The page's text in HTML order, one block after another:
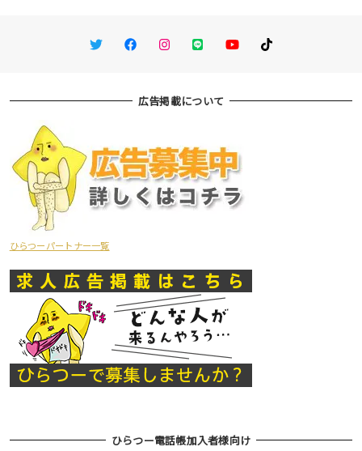
TwitterFacebookInstagram
LINE You TubeTikTok
広告掲載について
ひらつーパートナー一覧
ひらつー電話帳加入者様向け